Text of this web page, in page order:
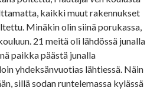
kaikki muut rakennukset
Minäkin olin siinä porukassa,
21 meitä oli lähdössä junalla
paikka päästä junalla
yhdeksänvuotias lähtiessä. Näin
sillä sodan runtelemassa kylässä